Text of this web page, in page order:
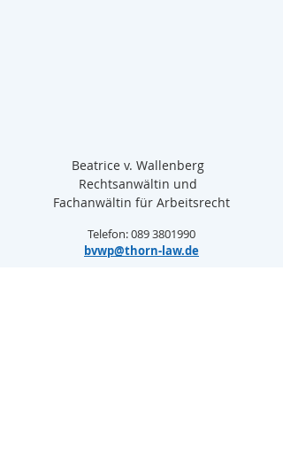
Beatrice v. Wallenberg
Rechtsanwältin und
Fachanwältin für Arbeitsrecht
Telefon: 089 3801990
bvwp@thorn-law.de